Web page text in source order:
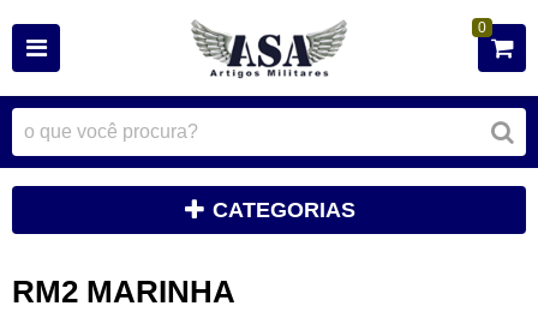
0
CATEGORIAS
RM2 MARINHA